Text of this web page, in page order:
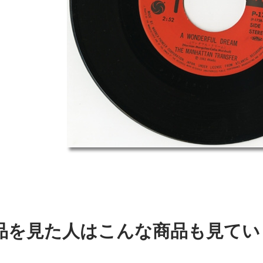
を見た人はこんな商品も見て